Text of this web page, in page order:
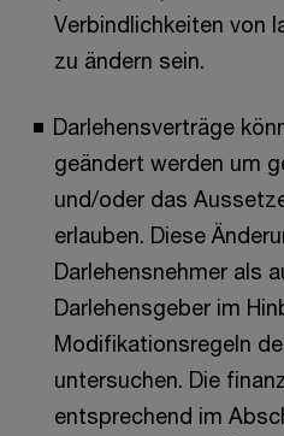
Verbindlichkeiten von
zu ändern sein.
Darlehensverträge
geändert werden um
und/oder das
erlauben. Diese
Darlehensnehmer als
Darlehensgeber im
Modifikationsregeln
untersuchen. Die
entsprechend im